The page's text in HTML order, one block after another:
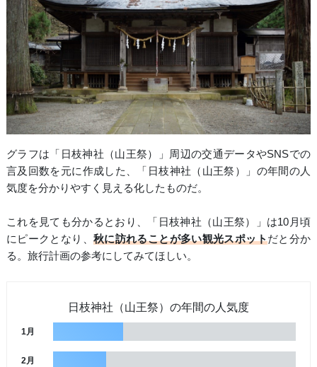
グラフは「日枝神社（山王祭）」周辺の交通データやSNSでの
言及回数を元に作成した、「日枝神社（山王祭）」の年間の人
気度を分かりやすく見える化したものだ。
これを見ても分かるとおり、「日枝神社（山王祭）」は10月頃
にピークとなり、 秋に訪れることが多い観光スポットだと分か
る。旅行計画の参考にしてみてほしい。
日枝神社（山王祭）の年間の人気度
1月
2月